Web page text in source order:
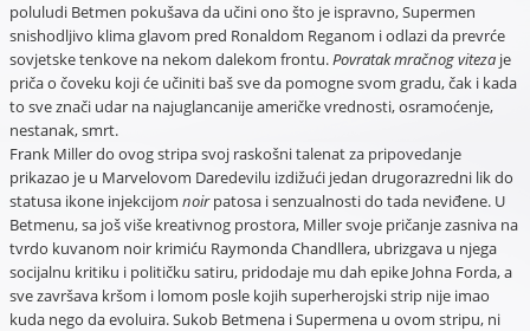
poluludi Betmen pokušava da učini ono što je ispravno, Supermen
snishodljivo klima glavom pred Ronaldom Reganom i odlazi da prevrće
sovjetske tenkove na nekom dalekom frontu.Povratak mračnog vitezaje
priča o čoveku koji će učiniti baš sve da pomogne svom gradu, čak i kada
to sve znači udar na najuglancanije američke vrednosti, osramoćenje,
nestanak, smrt.
Frank Miller do ovog stripa svoj raskošni talenat za pripovedanje
prikazao je u Marvelovom Daredevilu izdižući jedan drugorazredni lik do
statusa ikone injekcijom noirpatosa i senzualnosti do tada neviđene. U
Betmenu, sa još više kreativnog prostora, Miller svoje pričanje zasniva na
tvrdo kuvanom noir krimiću Raymonda Chandllera, ubrizgava u njega
socijalnu kritiku i političku satiru, pridodaje mu dah epike Johna Forda, a
sve završava kršom i lomom posle kojih superherojski strip nije imao
kuda nego da evoluira. Sukob Betmena i Supermena u ovom stripu, ni